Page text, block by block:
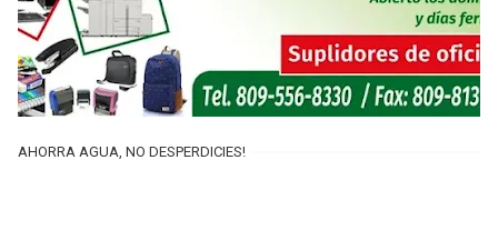
AHORRA AGUA, NO DESPERDICIES!